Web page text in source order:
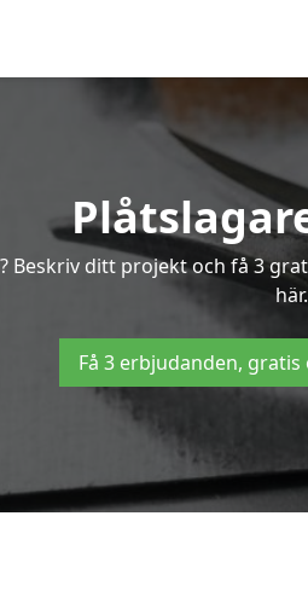
Beskriv ditt projekt och få 3
här.
Få 3 erbjudanden,